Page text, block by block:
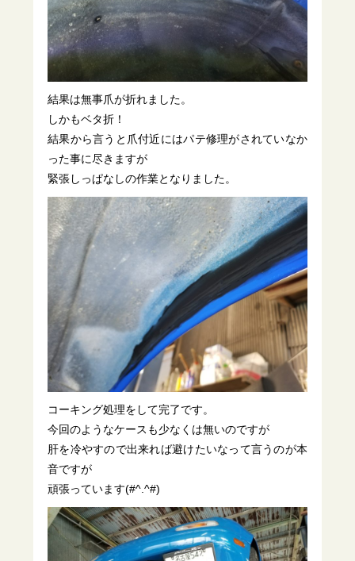
結果は無事爪が折れました。
しかもベタ折！
結果から言うと爪付近にはパテ修理がされていなか
った事に尽きますが
緊張しっぱなしの作業となりました。
コーキング処理をして完了です。
今回のようなケースも少なくは無いのですが
肝を冷やすので出来れば避けたいなって言うのが本
音ですが
頑張っています(#^.^#)